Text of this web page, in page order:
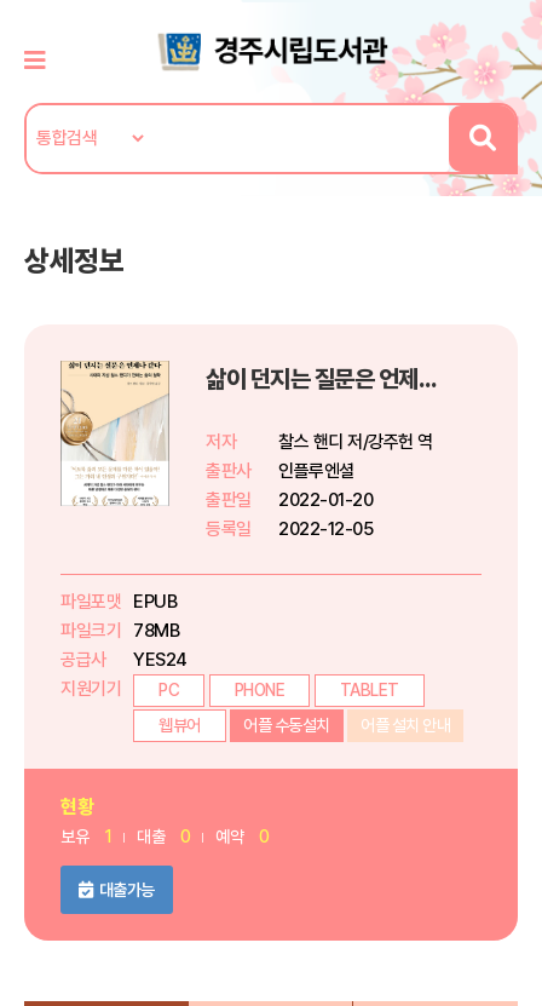
상세정보
삶이 던지는 질문은 언제나 같다
저자
찰스 핸디 저/강주헌 역
출판사
인플루엔셜
출판일
2022-01-20
등록일
2022-12-05
파일포맷
EPUB
파일크기
78MB
공급사
YES24
지원기기
PC PHONE
TABLET
웹뷰어
어플 수동설치 어플 설치 안내
현황
보유 1 대출 0 예약 0
대출가능